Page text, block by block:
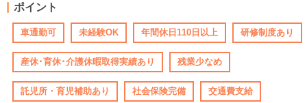
ポイント
車通勤可 未経験OK 年間休日110日以上 研修制度あり
産休･育休･介護休暇取得実績あり 残業少なめ
託児所・育児補助あり 社会保険完備 交通費支給